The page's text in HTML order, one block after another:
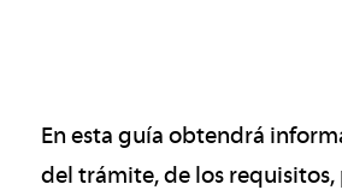
En esta guía obtendrá
del trámite, de los